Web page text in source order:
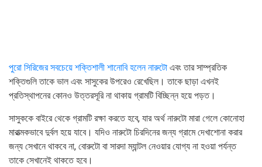
পুরো সিরিজের সবচেয়ে শক্তিশালী শানোবি হলেন নারুটো এবং তার সাম্প্রতিক
শক্তিগুলি তাকে ভাল এবং সাসুকের উপরেও রেখেছিল। তাকে ছাড়া এখনই
প্রতিস্থাপনের কোনও উত্তরসূরি না থাকায় গ্রামটি বিচ্ছিন্ন হয়ে পড়ত।
সাসুককে বাইরে থেকে গ্রামটি রক্ষা করতে হবে, যার অর্থ নারুটো মারা গেলে কোনোহা
মারাত্মকভাবে দুর্বল হয়ে যাবে। যদিও নারুটো চিরদিনের জন্য গ্রামে দেখাশোনা করার
জন্য সেখানে থাকবে না, বোরুটো বা সারদা ম্যান্টল নেওয়ার যোগ্য না হওয়া পর্যন্ত
তাকে সেখানেই থাকতে হবে।